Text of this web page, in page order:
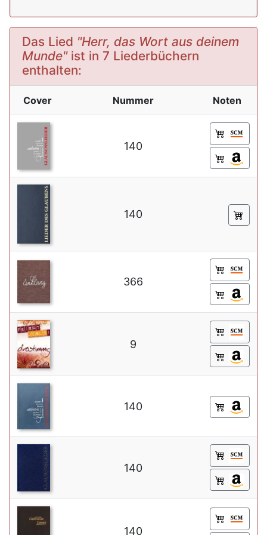
Das Lied "Herr, das Wort aus deinem
Munde"ist in 7 Liederbüchern
enthalten:
Cover Nummer Noten
140
140
366
9
140
140
140